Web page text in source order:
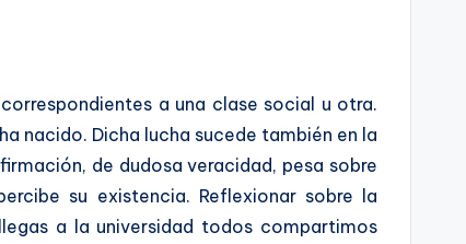
a una clase social u otra.
nacido. Dicha lucha sucede también en la
de dudosa veracidad, pesa sobre
su existencia. Reflexionar sobre la
a la universidad todos compartimos